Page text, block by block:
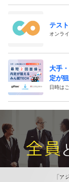
テスト
オンラ
大手
定が
日時は